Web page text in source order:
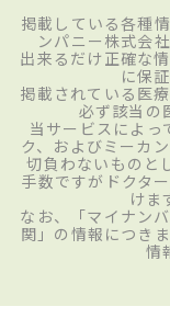
掲載している各種
ンパニー株式会
出来るだけ正確な
に保
掲載されている医
必ず該当の
当サービスによっ
ク、およびミーカ
切負わないものと
手数ですがドクタ
けま
なお、「マイナン
関」の情報につき
情